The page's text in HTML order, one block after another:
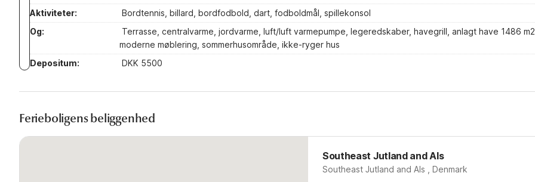
Aktiviteter:
Bordtennis, billard, bordfodbold, dart, fodboldmål, spillekonsol
Og:
Terrasse, centralvarme, jordvarme, luft/luft varmepumpe, legeredskaber, havegrill, anlagt have 1486
moderne møblering, sommerhusområde, ikke-ryger hus
Depositum:
DKK 5500
Ferieboligens beliggenhed
Southeast Jutland and Als
Southeast Jutland and Als , Denmark